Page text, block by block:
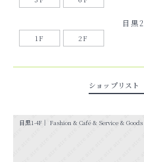
目黒2
1F 2F
ショップリスト
目黒1-4F｜ Fashion & Café & Service & Goods